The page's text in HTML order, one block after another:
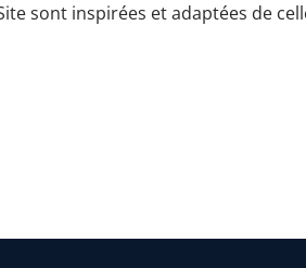
sont inspirées et adaptées de